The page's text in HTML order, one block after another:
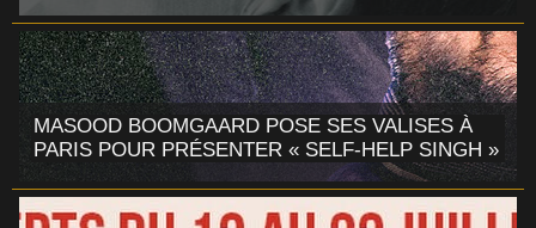
MASOOD BOOMGAARD POSE SES VALISES À
PARIS POUR PRÉSENTER « SELF-HELP SINGH »